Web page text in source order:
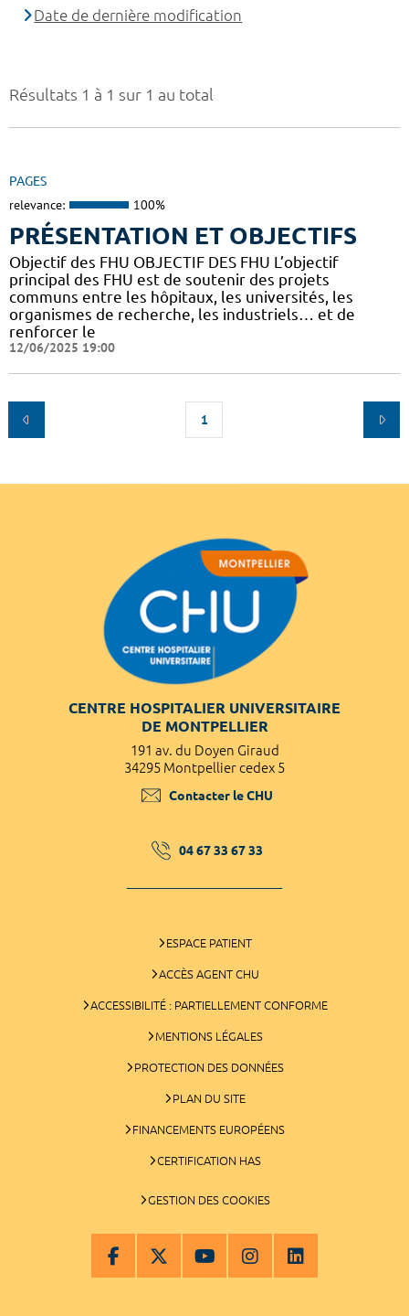
Résultats 1 à 1 sur 1 au total
PAGES
relevance: 100%
PRÉSENTATION ET OBJECTIFS
Objectif des FHU OBJECTIF DES FHU L’objectif
principal des FHU est de soutenir des projets
communs entre les hôpitaux, les universités, les
organismes de recherche, les industriels… et de
renforcer le
12/06/2025 19:00
1
Date de dernière modification
CENTRE HOSPITALIER UNIVERSITAIRE
DE MONTPELLIER
191 av. du Doyen Giraud
34295 Montpellier cedex 5
Contacter le CHU
04 67 33 67 33
ESPACE PATIENT
ACCÈS AGENT CHU
ACCESSIBILITÉ : PARTIELLEMENT CONFORME
MENTIONS LÉGALES
PROTECTION DES DONNÉES
PLAN DU SITE
FINANCEMENTS EUROPÉENS
CERTIFICATION HAS
GESTION DES COOKIES